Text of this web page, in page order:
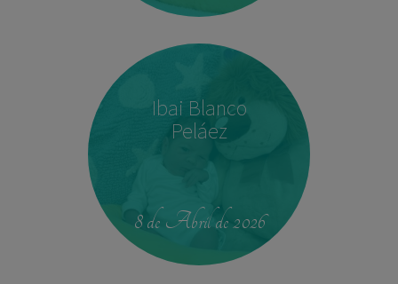
Ibai Blanco
Peláez
8 de Abril de 2026